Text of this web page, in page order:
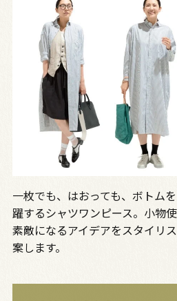
一枚でも、はおっても、ボトム
躍するシャツワンピース。小物
素敵になるアイデアをスタイリ
案します。